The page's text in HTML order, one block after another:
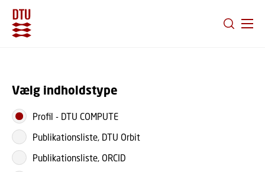
Vælg indholdstype
Profil - DTU COMPUTE
Publikationsliste, DTU Orbit
Publikationsliste, ORCID